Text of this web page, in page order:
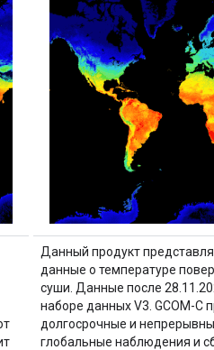
Данный продукт
данные о температуре
суши. Данные после
наборе данных V3. GCOM-C
долгосрочные и
глобальные наблюдения и